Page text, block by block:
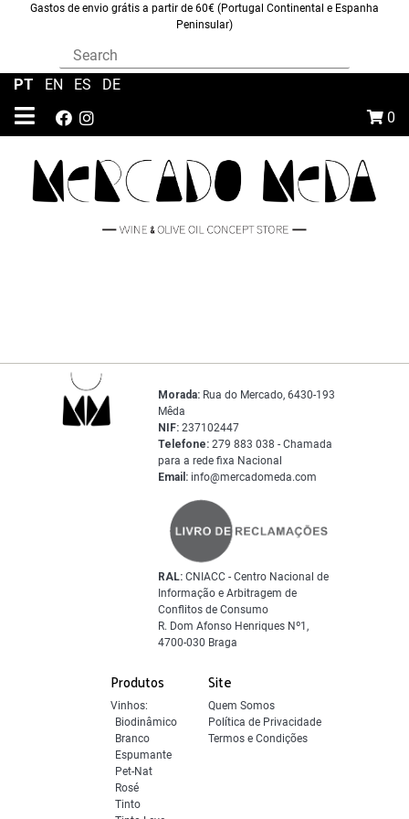
Gastos de envio grátis a partir de 60€ (Portugal Continental e Espanha
Peninsular)
0
PT EN ES DE
Produtos
Vinhos:
Biodinâmico
Branco
Espumante
Pet-Nat
Rosé
Tinto
Site
Quem Somos
Política de Privacidade
Termos e Condições
Morada: Rua do Mercado, 6430-193
Mêda
NIF: 237102447
Telefone: 279 883 038 - Chamada
para a rede fixa Nacional
Email: info@mercadomeda.com
RAL: CNIACC - Centro Nacional de
Informação e Arbitragem de
Conflitos de Consumo
R. Dom Afonso Henriques Nº1,
4700-030 Braga